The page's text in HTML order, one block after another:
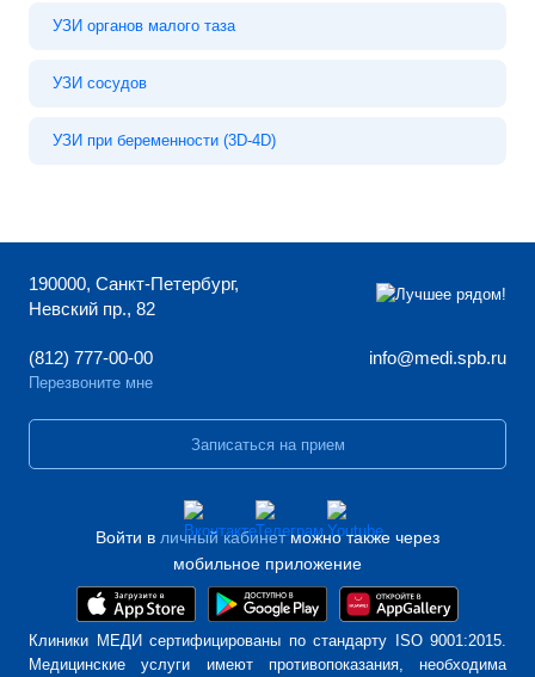
УЗИ органов малого таза
УЗИ сосудов
УЗИ при беременности (3D-4D)
190000, Санкт-Петербург,
Невский пр., 82
(812) 777-00-00
Перезвоните мне
info@medi.spb.ru
Записаться на прием
Клиники МЕДИ сертифицированы по стандарту ISO 9001:2015.
Медицинские услуги имеют противопоказания, необходима
Войти в личный кабинетможно также через
мобильное приложение